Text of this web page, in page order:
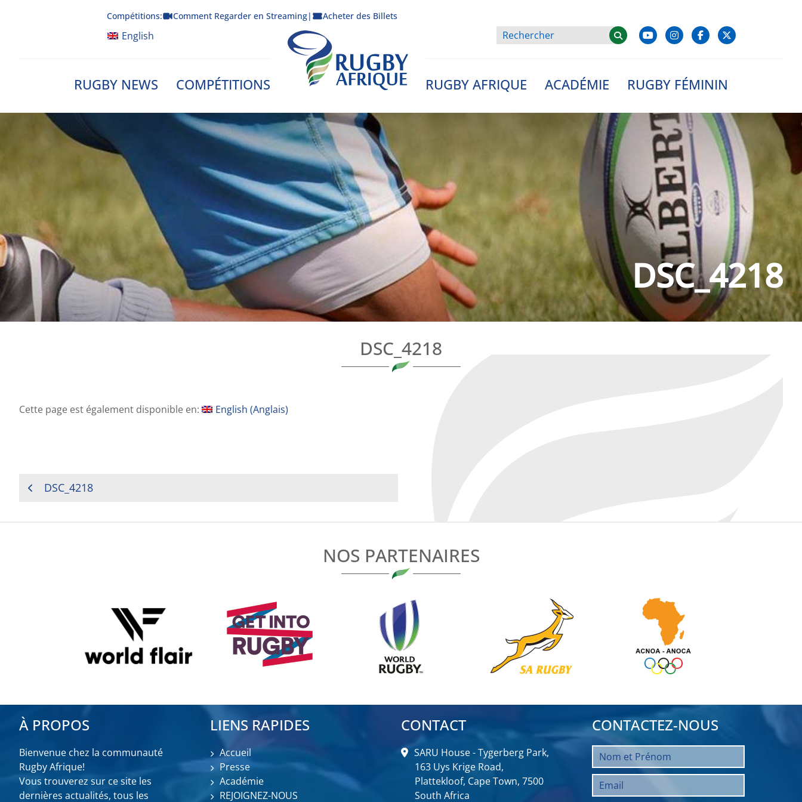
Compétitions: Comment Regarder en Streaming| Acheter des Billets
English
RUGBY NEWS COMPÉTITIONS
Rugby Afrique
RUGBY AFRIQUE ACADÉMIE RUGBY FÉMININ
DSC_4218
DSC_4218
Cette page est également disponible en: English (Anglais)
NAVIGATION
DSC_4218
NOS PARTENAIRES
À PROPOS
Bienvenue chez la communauté
Rugby Afrique!
Vous trouverez sur ce site les
dernières actualités, tous les
LIENS RAPIDES
Accueil
Presse
Académie
REJOIGNEZ-NOUS
CONTACT
SARU House - Tygerberg Park,
163 Uys Krige Road,
Plattekloof, Cape Town, 7500
South Africa
CONTACTEZ-NOUS